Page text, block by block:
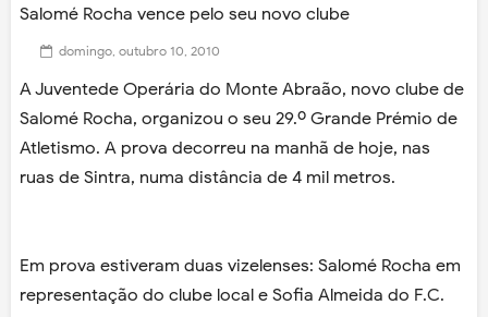
Salomé Rocha vence pelo seu novo clube
domingo, outubro 10, 2010
A Juventede Operária do Monte Abraão, novo clube de
Salomé Rocha, organizou o seu 29.º Grande Prémio de
Atletismo. A prova decorreu na manhã de hoje, nas
ruas de Sintra, numa distância de 4 mil metros.
Em prova estiveram duas vizelenses: Salomé Rocha em
representação do clube local e Sofia Almeida do F.C.